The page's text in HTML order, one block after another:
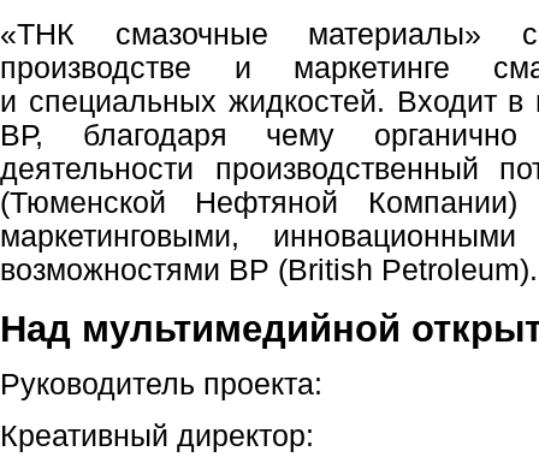
«ТНК смазочные материалы»
производстве и маркетинге
и специальных жидкостей. Входит
ВР, благодаря чему
деятельности производственный
(Тюменской Нефтяной Компании)
маркетинговыми,
возможностями ВР (British Petroleum).
Над мультимедийной
Руководитель проекта:
Креативный директор: